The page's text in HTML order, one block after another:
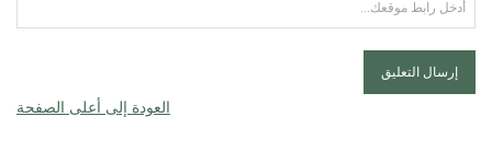
العودة إلى أعلى الصفحة